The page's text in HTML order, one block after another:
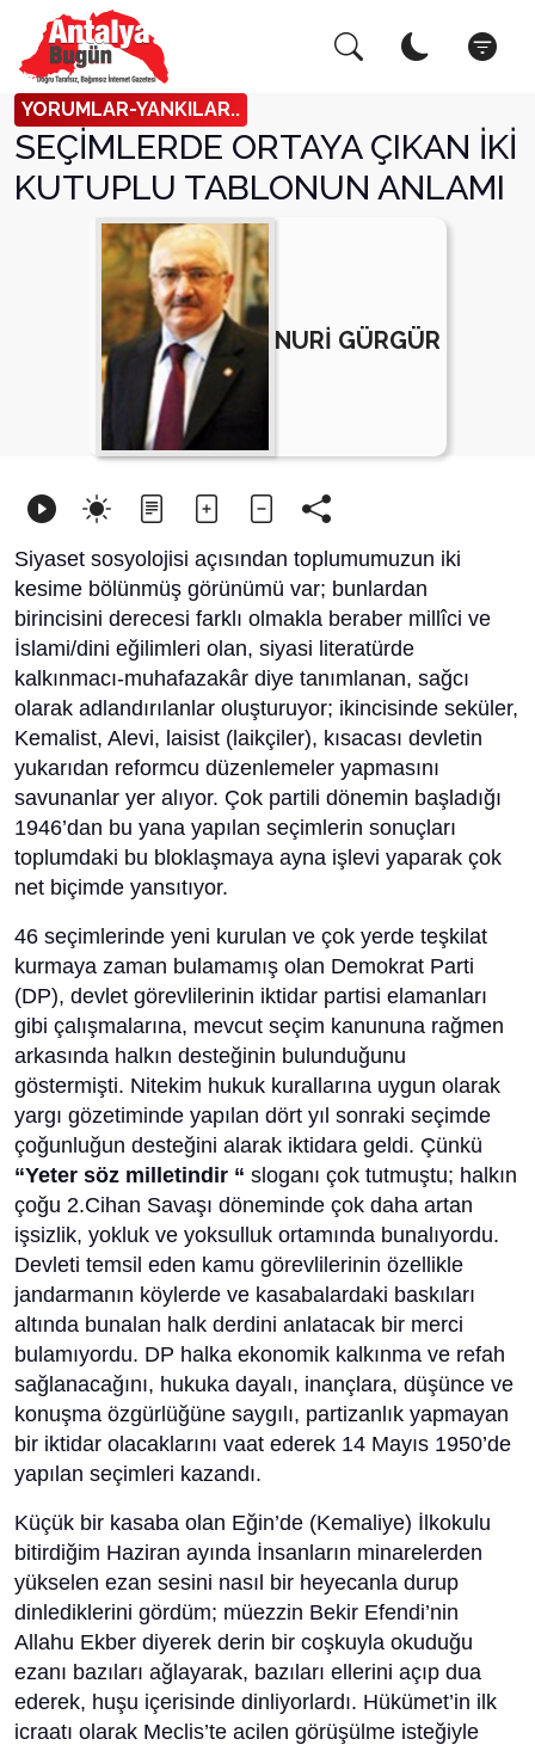
YORUMLAR-YANKILAR..
SEÇİMLERDE ORTAYA ÇIKAN İKİ
KUTUPLU TABLONUN ANLAMI
NURİ GÜRGÜR
Siyaset sosyolojisi açısından toplumumuzun iki
kesime bölünmüş görünümü var; bunlardan
birincisini derecesi farklı olmakla beraber millîci ve
İslami/dini eğilimleri olan, siyasi literatürde
kalkınmacı-muhafazakâr diye tanımlanan, sağcı
olarak adlandırılanlar oluşturuyor; ikincisinde seküler,
Kemalist, Alevi, laisist (laikçiler), kısacası devletin
yukarıdan reformcu düzenlemeler yapmasını
savunanlar yer alıyor. Çok partili dönemin başladığı
1946’dan bu yana yapılan seçimlerin sonuçları
toplumdaki bu bloklaşmaya ayna işlevi yaparak çok
net biçimde yansıtıyor.
46 seçimlerinde yeni kurulan ve çok yerde teşkilat
kurmaya zaman bulamamış olan Demokrat Parti
(DP), devlet görevlilerinin iktidar partisi elamanları
gibi çalışmalarına, mevcut seçim kanununa rağmen
arkasında halkın desteğinin bulunduğunu
göstermişti. Nitekim hukuk kurallarına uygun olarak
yargı gözetiminde yapılan dört yıl sonraki seçimde
çoğunluğun desteğini alarak iktidara geldi. Çünkü
“Yeter söz milletindir “ sloganı çok tutmuştu; halkın
çoğu 2.Cihan Savaşı döneminde çok daha artan
işsizlik, yokluk ve yoksulluk ortamında bunalıyordu.
Devleti temsil eden kamu görevlilerinin özellikle
jandarmanın köylerde ve kasabalardaki baskıları
altında bunalan halk derdini anlatacak bir merci
bulamıyordu. DP halka ekonomik kalkınma ve refah
sağlanacağını, hukuka dayalı, inançlara, düşünce ve
konuşma özgürlüğüne saygılı, partizanlık yapmayan
bir iktidar olacaklarını vaat ederek 14 Mayıs 1950’de
yapılan seçimleri kazandı.
Küçük bir kasaba olan Eğin’de (Kemaliye) İlkokulu
bitirdiğim Haziran ayında İnsanların minarelerden
yükselen ezan sesini nasıl bir heyecanla durup
dinlediklerini gördüm; müezzin Bekir Efendi’nin
Allahu Ekber diyerek derin bir coşkuyla okuduğu
ezanı bazıları ağlayarak, bazıları ellerini açıp dua
ederek, huşu içerisinde dinliyorlardı. Hükümet’in ilk
icraatı olarak Meclis’te acilen görüşülme isteğiyle
Arama Yap! Kapat